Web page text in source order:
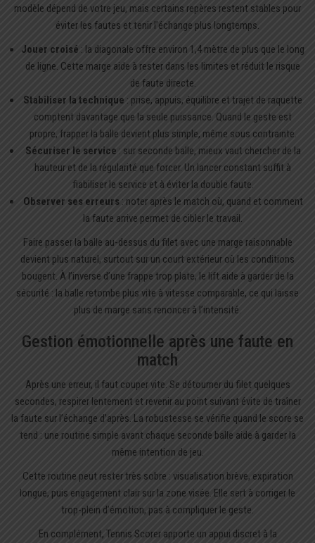
modèle dépend de votre jeu, mais certains repères restent stables pour
éviter les fautes et tenir l’échange plus longtemps.
Jouer croisé : la diagonale offre environ 1,4 mètre de plus que le long
de ligne. Cette marge aide à rester dans les limites et réduit le risque
de faute directe.
Stabiliser la technique : prise, appuis, équilibre et trajet de raquette
comptent davantage que la seule puissance. Quand le geste est
propre, frapper la balle devient plus simple, même sous contrainte.
Sécuriser le service : sur seconde balle, mieux vaut chercher de la
hauteur et de la régularité que forcer. Un lancer constant suffit à
fiabiliser le service et à éviter la double faute.
Observer ses erreurs: noter après le match où, quand et comment
la faute arrive permet de cibler le travail.
Faire passer la balle au-dessus du filet avec une marge raisonnable
devient plus naturel, surtout sur un court extérieur où les conditions
bougent. À l’inverse d’une frappe trop plate, le lift aide à garder de la
sécurité : la balle retombe plus vite à vitesse comparable, ce qui laisse
plus de marge sans renoncer à l’intensité.
Gestion émotionnelle après une faute en
match
Après une erreur, il faut couper vite. Se détourner du filet quelques
secondes, respirer lentement et revenir au point suivant évite de traîner
la faute sur l’échange d’après. La robustesse se vérifie quand le score se
tend : une routine simple avant chaque seconde balle aide à garder la
même intention de jeu.
Cette routine peut rester très sobre : visualisation brève, expiration
longue, puis engagement clair sur la zone visée. Elle sert à corriger le
trop-plein d’émotion, pas à compliquer le geste.
En complément, Tennis Scorer apporte un appui discret à la